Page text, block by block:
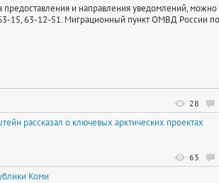
и направления уведомлений, можно
15, 63-12-51. Миграционный пункт ОМВД России по
28
рассказал о ключевых арктических проектах
63
Коми